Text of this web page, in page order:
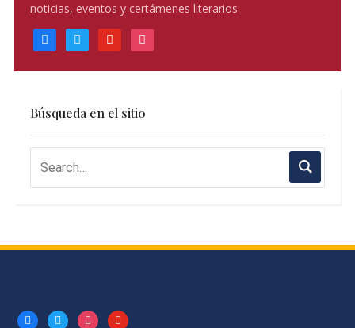
noticias, eventos y certámenes literarios
facebooktwitter youtube instagram
Búsqueda en el sitio
facebooktwitterinstagramyoutube